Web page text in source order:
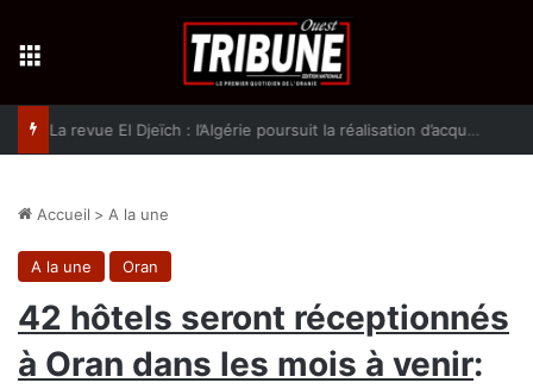
Accueil > A la une
A la une Oran
42 hôtels seront réceptionnés
à Oran dans les mois à venir: